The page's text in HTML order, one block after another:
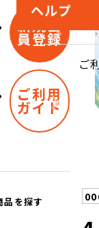
ヘルプ
ご
新規会
員登録
ご利用
ガイド
品を探す